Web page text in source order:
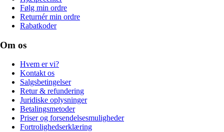
Følg min ordre
Returnér min ordre
Rabatkoder
Om os
Hvem er vi?
Kontakt os
Salgsbetingelser
Retur & refundering
Juridiske oplysninger
Betalingsmetoder
Priser og forsendelsesmuligheder
Fortrolighedserklæring